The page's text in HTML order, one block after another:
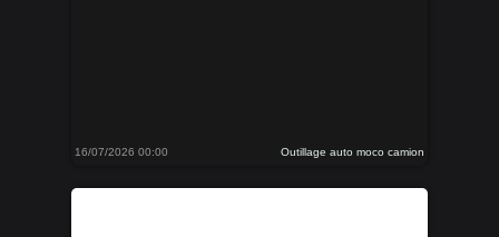
16/07/2026 00:00 Outillage auto moco camion